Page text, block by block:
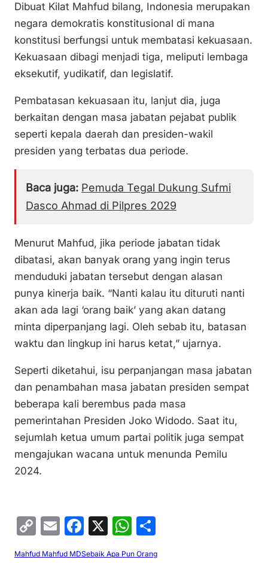
Dibuat Kilat Mahfud bilang, Indonesia merupakan
negara demokratis konstitusional di mana
konstitusi berfungsi untuk membatasi kekuasaan.
Kekuasaan dibagi menjadi tiga, meliputi lembaga
eksekutif, yudikatif, dan legislatif.
Pembatasan kekuasaan itu, lanjut dia, juga
berkaitan dengan masa jabatan pejabat publik
seperti kepala daerah dan presiden-wakil
presiden yang terbatas dua periode.
Baca juga: Pemuda Tegal Dukung Sufmi
Dasco Ahmad di Pilpres 2029
Menurut Mahfud, jika periode jabatan tidak
dibatasi, akan banyak orang yang ingin terus
menduduki jabatan tersebut dengan alasan
punya kinerja baik. “Nanti kalau itu dituruti nanti
akan ada lagi ‘orang baik’ yang akan datang
minta diperpanjang lagi. Oleh sebab itu, batasan
waktu dan lingkup ini harus ketat,” ujarnya.
Seperti diketahui, isu perpanjangan masa jabatan
dan penambahan masa jabatan presiden sempat
beberapa kali berembus pada masa
pemerintahan Presiden Joko Widodo. Saat itu,
sejumlah ketua umum partai politik juga sempat
mengajukan wacana untuk menunda Pemilu
2024.
C
o
E
m
F
a
X
W
h
Mahfud Mahfud MDSebaik Apa Pun Orang